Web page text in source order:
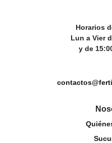
Horarios
Lun a Vier
y de